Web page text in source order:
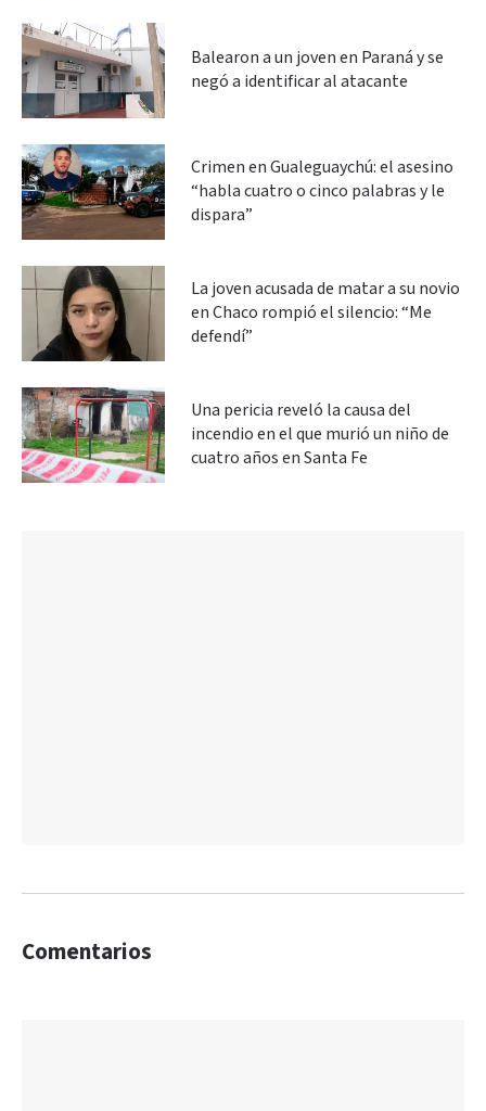
Balearon a un joven en Paraná y se
negó a identificar al atacante
Crimen en Gualeguaychú: el asesino
“habla cuatro o cinco palabras y le
dispara”
La joven acusada de matar a su novio
en Chaco rompió el silencio: “Me
defendí”
Una pericia reveló la causa del
incendio en el que murió un niño de
cuatro años en Santa Fe
Comentarios